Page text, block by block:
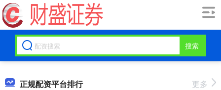
搜索
正规配资平台排行 更多